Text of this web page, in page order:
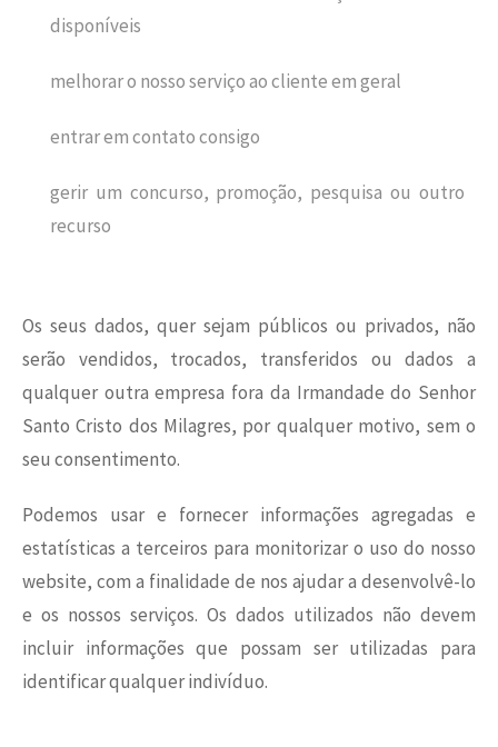
disponíveis
melhorar o nosso serviço ao cliente em geral
entrar em contato consigo
gerir um concurso, promoção, pesquisa ou outro
recurso
Os seus dados, quer sejam públicos ou privados, não
serão vendidos, trocados, transferidos ou dados a
qualquer outra empresa fora da Irmandade do Senhor
Santo Cristo dos Milagres, por qualquer motivo, sem o
seu consentimento.
Podemos usar e fornecer informações agregadas e
estatísticas a terceiros para monitorizar o uso do nosso
website, com a finalidade de nos ajudar a desenvolvê-lo
e os nossos serviços. Os dados utilizados não devem
incluir informações que possam ser utilizadas para
identificar qualquer indivíduo.